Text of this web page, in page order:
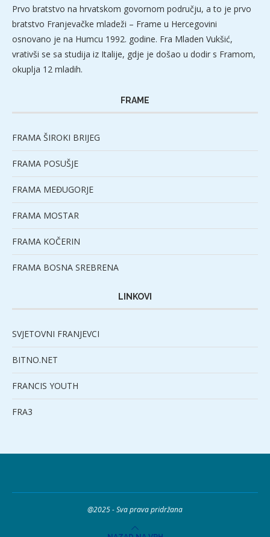
Prvo bratstvo na hrvatskom govornom području, a to je prvo
bratstvo Franjevačke mladeži – Frame u Hercegovini
osnovano je na Humcu 1992. godine. Fra Mladen Vukšić,
vrativši se sa studija iz Italije, gdje je došao u dodir s Framom,
okuplja 12 mladih.
FRAME
FRAMA ŠIROKI BRIJEG
FRAMA POSUŠJE
FRAMA MEĐUGORJE
FRAMA MOSTAR
FRAMA KOČERIN
FRAMA BOSNA SREBRENA
LINKOVI
SVJETOVNI FRANJEVCI
BITNO.NET
FRANCIS YOUTH
FRA3
@2025 - Sva prava pridržana